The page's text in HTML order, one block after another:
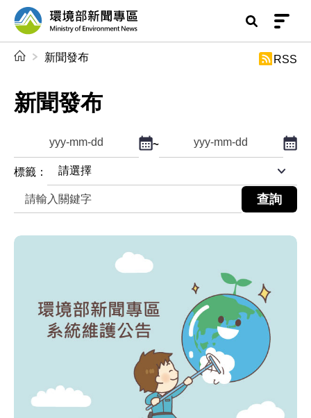
前往中央內容區塊
環境部新聞專區
新聞發布 RSS
新聞發布
查詢起日期
點擊選擇日期起日
~
查詢迄日期
點
標籤：
關鍵字